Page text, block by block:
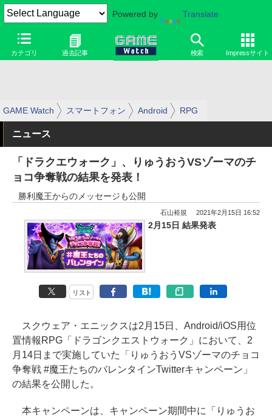
Powered by Translate
カテゴリ 過去記事 検索 Impressサイト
GAME Watch スマートフォン Android RPG
ニュース
「ドラクエウォーク」、りゅうおうVSゾーマのチ
ョコ争奪戦の結果を発表！
勝利魔王からのメッセージも公開
石山裕規 2021年2月15日 16:52
2月15日 結果発表
リスト
スクウェア・エニックスは2月15日、Android/iOS用位
置情報RPG「ドラゴンクエストウォーク」において、2
月14日まで実施していた「りゅうおうVSゾーマのチョコ
争奪戦 #魔王たちのバレンタインTwitterキャンペーン」
の結果を公開した。
本キャンペーンは、キャンペーン期間中に「りゅうお